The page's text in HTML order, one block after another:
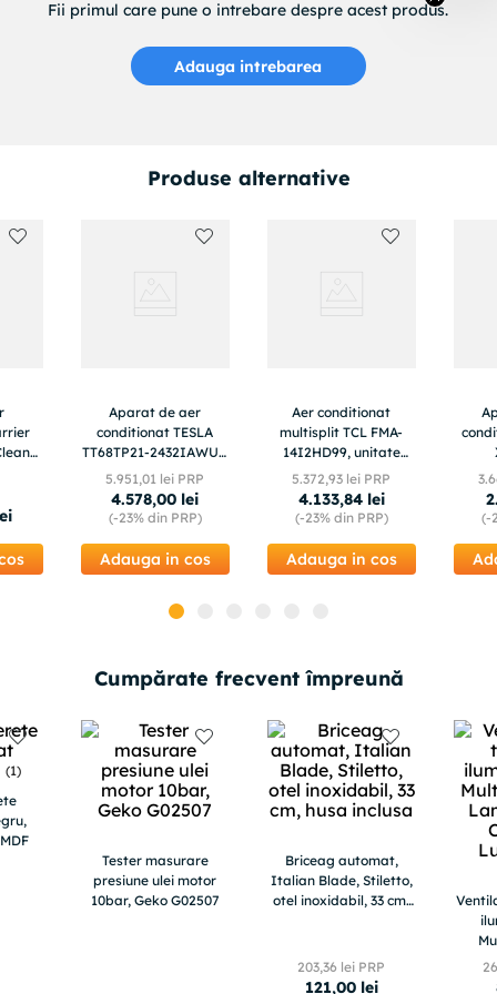
Fii primul care pune o intrebare despre acest produs.
Adauga intrebarea
Produse alternative
Aparat de aer
conditionat TESLA
TT68TP21-2432IAWUV
Wi-Fi, 24000 BTU,
Clasa A++, lampa
UVC, Functie incalzire,
5.951,01 lei PRP
4.578,00 lei
(-23%din PRP)
Adauga in cos
Aer conditionat
multisplit TCL FMA-
14I2HD99, unitate
exterioara de 14000
BTU, unitati interioare
2 x 9000 BTU, Clasa
5.372,93 lei PRP
4.133,84 lei
(-23%din PRP)
Adauga in cos
3.
2
(-
Cumpărate frecvent împreună
(1)
Tester masurare
presiune ulei motor
10bar, Geko G02507
Briceag automat,
Italian Blade, Stiletto,
otel inoxidabil, 33 cm,
203,36 lei PRP
121,00 lei